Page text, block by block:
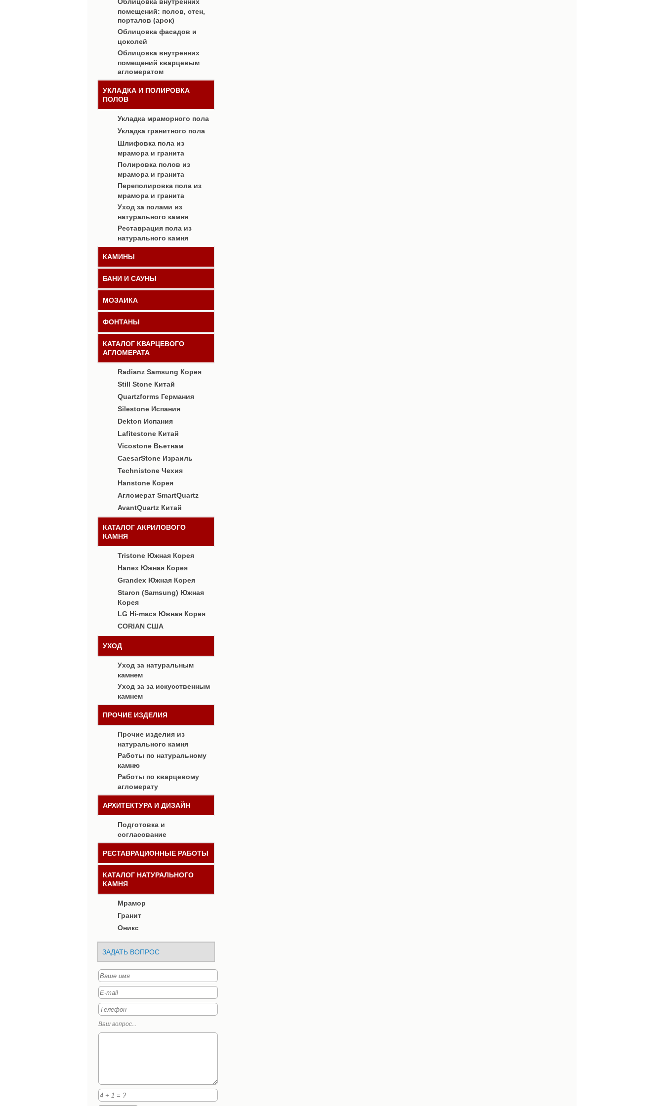
помещений: полов, стен,
порталов (арок)
Облицовка фасадов и
цоколей
Облицовка внутренних
помещений кварцевым
агломератом
УКЛАДКА И ПОЛИРОВКА
ПОЛОВ
Укладка мраморного пола
Укладка гранитного пола
Шлифовка пола из
мрамора и гранита
Полировка полов из
мрамора и гранита
Переполировка пола из
мрамора и гранита
Уход за полами из
натурального камня
Реставрация пола из
натурального камня
КАМИНЫ
БАНИ И САУНЫ
МОЗАИКА
ФОНТАНЫ
КАТАЛОГ КВАРЦЕВОГО
АГЛОМЕРАТА
Radianz Samsung Корея
Still Stone Китай
Quartzforms Германия
Silestone Испания
Dekton Испания
Lafitestone Китай
Vicostone Вьетнам
CaesarStone Израиль
Technistone Чехия
Hanstone Корея
Агломерат SmartQuartz
AvantQuartz Китай
КАТАЛОГ АКРИЛОВОГО
КАМНЯ
Tristone Южная Корея
Hanex Южная Корея
Grandex Южная Корея
Staron (Samsung) Южная
Корея
LG Hi-macs Южная Корея
CORIAN США
УХОД
Уход за натуральным
камнем
Уход за за искусственным
камнем
ПРОЧИЕ ИЗДЕЛИЯ
Прочие изделия из
натурального камня
Работы по натуральному
камню
Работы по кварцевому
агломерату
АРХИТЕКТУРА И ДИЗАЙН
Подготовка и
согласование
РЕСТАВРАЦИОННЫЕ РАБОТЫ
КАТАЛОГ НАТУРАЛЬНОГО
КАМНЯ
Мрамор
Гранит
Оникс
ЗАДАТЬ ВОПРОС
Ваш вопрос...